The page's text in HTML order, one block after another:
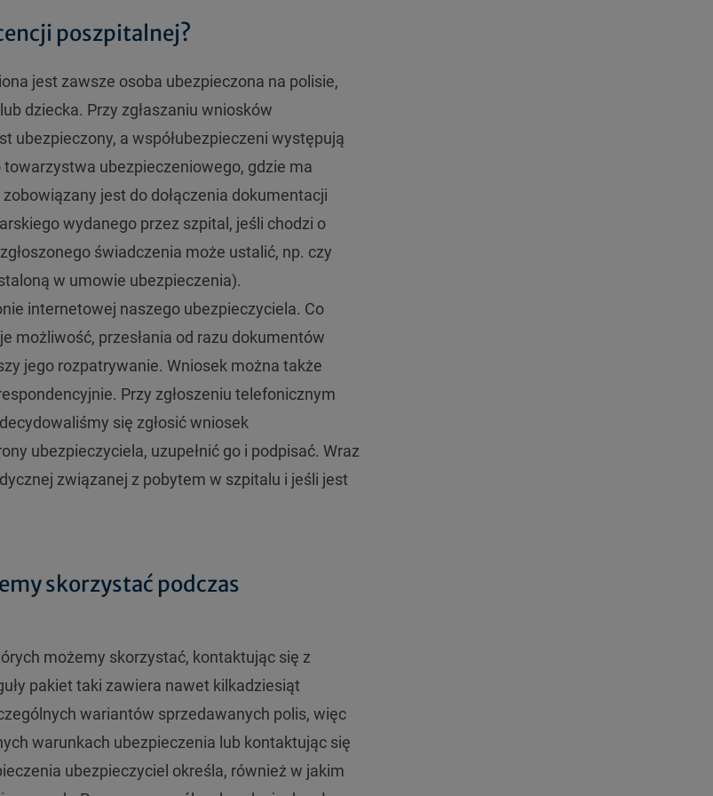
poszpitalnej?
jest zawsze osoba ubezpieczona na polisie,
dziecka. Przy zgłaszaniu wniosków
ubezpieczony, a współubezpieczeni występują
ubezpieczeniowego, gdzie ma
jest do dołączenia dokumentacji
wydanego przez szpital, jeśli chodzi o
świadczenia może ustalić, np. czy
w umowie ubezpieczenia).
internetowej naszego ubezpieczyciela. Co
możliwość, przesłania od razu dokumentów
jego rozpatrywanie. Wniosek można także
Przy zgłoszeniu telefonicznym
się zgłosić wniosek
ubezpieczyciela, uzupełnić go i podpisać. Wraz
związanej z pobytem w szpitalu i jeśli jest
skorzystać podczas
możemy skorzystać, kontaktując się z
pakiet taki zawiera nawet kilkadziesiąt
wariantów sprzedawanych polis, więc
warunkach ubezpieczenia lub kontaktując się
ubezpieczyciel określa, również w jakim